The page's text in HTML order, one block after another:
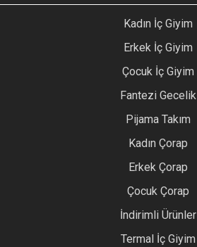
Kadın İç Giyim
Erkek İç Giyim
Çocuk İç Giyim
Fantezi Gecelik
Pijama Takım
Kadın Çorap
Erkek Çorap
Çocuk Çorap
İndirimli Ürünler
Termal İç Giyim